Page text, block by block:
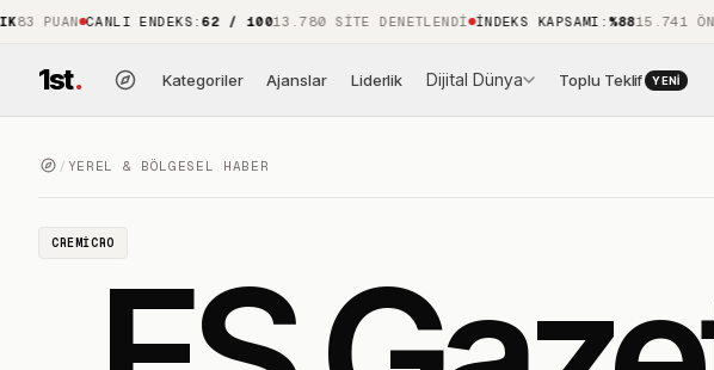
CANLI ENDEKS:62 / 10013.780 SITE DENETLENDI İNDEKS KAPSAMI:%8815.741 ÖNE
1st. Kategoriler Ajanslar Liderlik Dijital Dünya Toplu Teklif YENI
/ YEREL & BÖLGESEL HABER
CREMICRO